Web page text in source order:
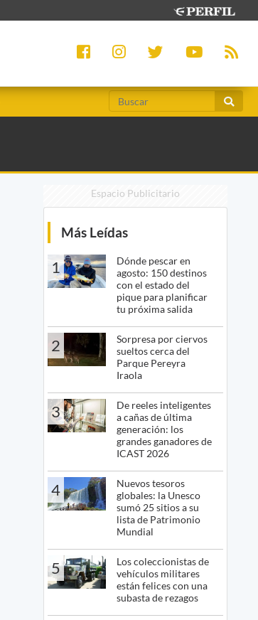
Espacio Publicitario
Más Leídas
1
Dónde pescar en
agosto: 150 destinos
con el estado del
pique para planificar
tu próxima salida
2
Sorpresa por ciervos
sueltos cerca del
Parque Pereyra
Iraola
3
De reeles inteligentes
a cañas de última
generación: los
grandes ganadores de
ICAST 2026
4
Nuevos tesoros
globales: la Unesco
sumó 25 sitios a su
lista de Patrimonio
Mundial
5
Los coleccionistas de
vehículos militares
están felices con una
subasta de rezagos